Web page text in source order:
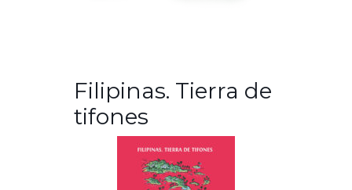
Filipinas. Tierra de
tifones